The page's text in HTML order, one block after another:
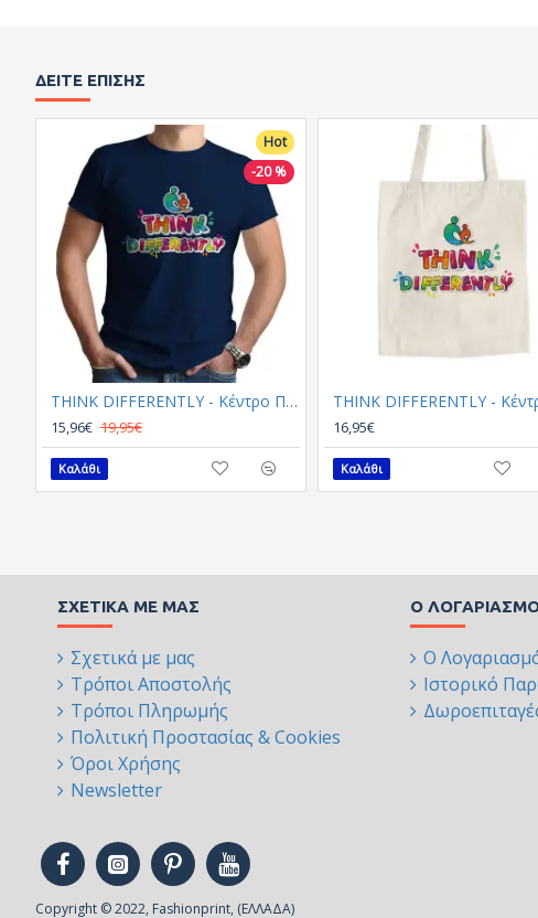
ΔΕΊΤΕ ΕΠΊΣΗΣ
Hot
-20 %
THINK DIFFERENTLY - Κέντρο Παιδιού & Εφήβου (Κοντομάνικο Ανδρικό / Unisex)
15,96€ 19,95€
Καλάθι
16,95€
Καλάθι
ΣΧΕΤΙΚΆ ΜΕ ΜΑΣ
Σχετικά με μας
Τρόποι Αποστολής
Τρόποι Πληρωμής
Πολιτική Προστασίας & Cookies
Όροι Χρήσης
Newsletter
Ο
Ο
Ιστορικό
Copyright © 2022, Fashionprint, (ΕΛΛΑΔΑ)